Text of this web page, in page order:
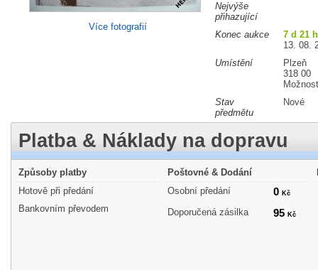
Více fotografií
Nejvýše
přihazující
Konec aukce
7 d 21
13. 08.
Umístění
Plzeň
318 00
Stav
předmětu
Nové
Platba & Náklady na dopravu
Způsoby platby
Hotově při předání
Bankovním převodem
Poštovné & Dodání
Osobní předání
0 Kč
Doporučená zásilka 95 Kč